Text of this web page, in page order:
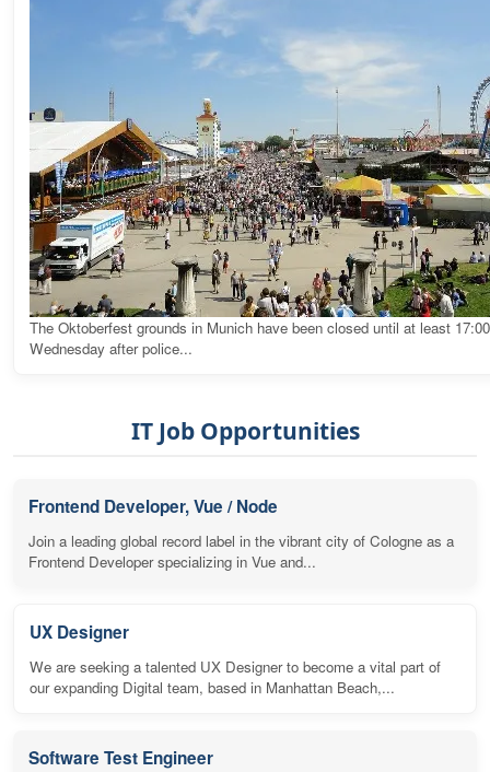
The Oktoberfest grounds in Munich have been closed until at least
Wednesday after police...
IT Job Opportunities
Frontend Developer, Vue / Node
Join a leading global record label in the vibrant city of Cologne as a
Frontend Developer specializing in Vue and...
UX Designer
We are seeking a talented UX Designer to become a vital part of
our expanding Digital team, based in Manhattan Beach,...
Software Test Engineer